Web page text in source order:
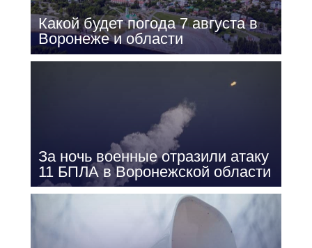
Какой будет погода 7 августа в
Воронеже и области
За ночь военные отразили атаку
11 БПЛА в Воронежской области